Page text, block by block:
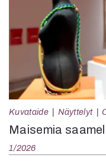
Kuvataide Näyttelyt
Maisemia
1/2026